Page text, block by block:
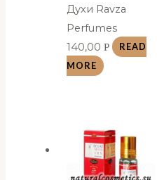
Духи Ravza
Perfumes
140,00Р
READ
MORE